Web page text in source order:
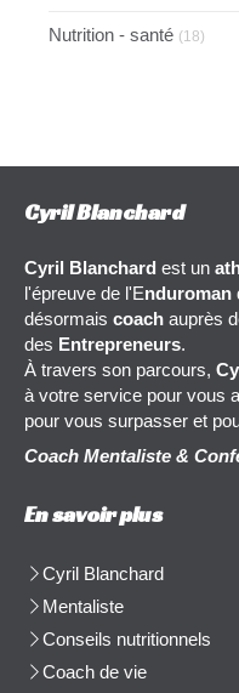
Nutrition - santé (18)
Cyril Blanchard
Cyril Blanchard est un
l'épreuve de l'Enduroman
désormais coach auprès
des Entrepreneurs.
À travers son parcours,
à votre service pour vous
pour vous surpasser et
Coach Mentaliste &
En savoir plus
Cyril Blanchard
Mentaliste
Conseils nutritionnels
Coach de vie